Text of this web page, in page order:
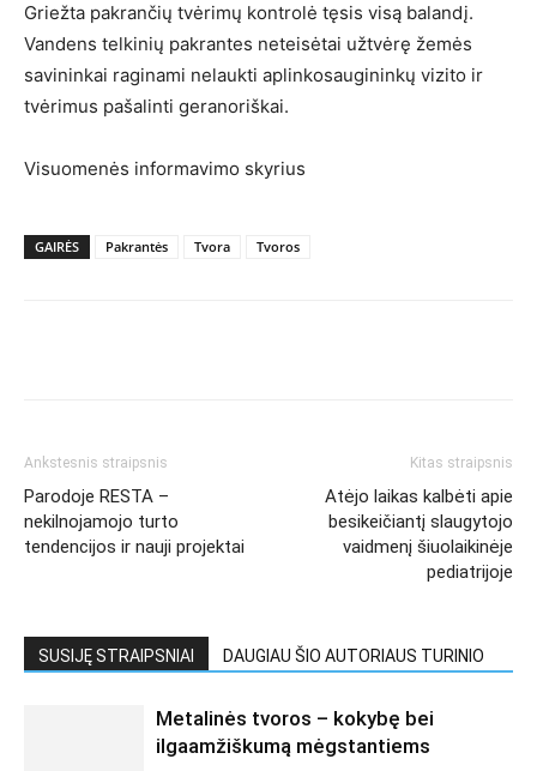
Griežta pakrančių tvėrimų kontrolė tęsis visą balandį.
Vandens telkinių pakrantes neteisėtai užtvėrę žemės
savininkai raginami nelaukti aplinkosaugininkų vizito ir
tvėrimus pašalinti geranoriškai.
Visuomenės informavimo skyrius
GAIRĖS Pakrantės Tvora Tvoros
Ankstesnis straipsnis
Parodoje RESTA –
nekilnojamojo turto
tendencijos ir nauji projektai
Kitas straipsnis
Atėjo laikas kalbėti apie
besikeičiantį slaugytojo
vaidmenį šiuolaikinėje
pediatrijoje
SUSIJĘ STRAIPSNIAI DAUGIAU ŠIO AUTORIAUS TURINIO
Metalinės tvoros – kokybę bei
ilgaamžiškumą mėgstantiems